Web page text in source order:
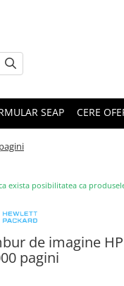
SEAP CERE
posibilitatea ca
de imagine
pagini